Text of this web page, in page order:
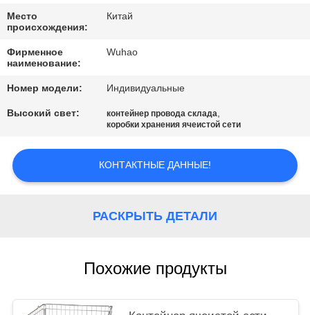
PRIVACY
POLICY
Место
происхождения:
Китай
Фирменное
наименование:
Wuhao
Номер модели: Индивидуальные
Высокий свет: контейнер провода склада,
коробки хранения ячеистой сети
КОНТАКТНЫЕ ДАННЫЕ!
РАСКРЫТЬ ДЕТАЛИ
Похожие продукты